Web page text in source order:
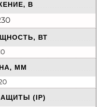
В
ВТ
ММ
(IP)